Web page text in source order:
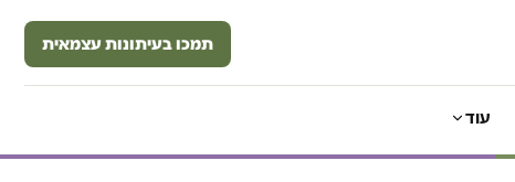
תמכו בעיתונות עצמאית
עוד